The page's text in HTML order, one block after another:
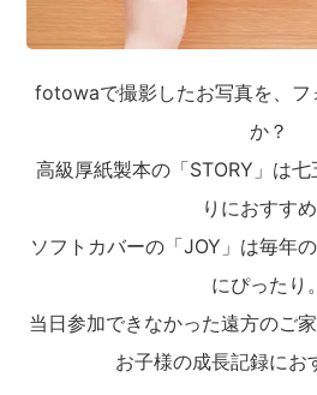
fotowaで撮影したお写真を、フ
か？
高級厚紙製本の「STORY」は
りにおすすめ
ソフトカバーの「JOY」は毎年
にぴったり。
当日参加できなかった遠方のご
お子様の成長記録にお